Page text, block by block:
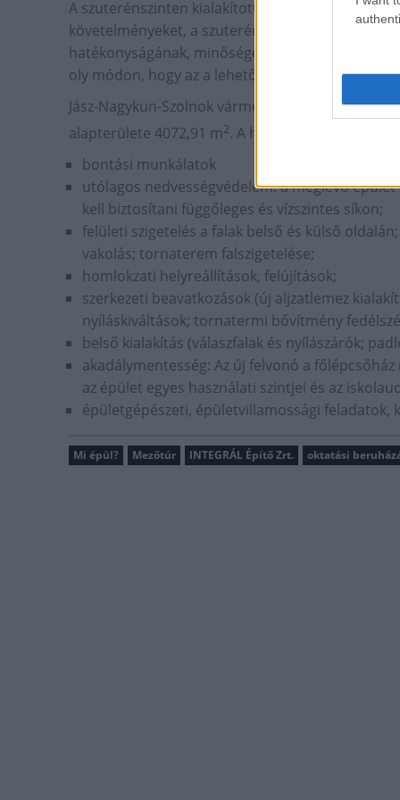
A szuterénszinten kialakított oktatókonyha jelen
követelményeket, a szuterénszint hasznosítása
hatékonyságának, minőségének javítása
oly módon, hogy az a lehető leghatékonyabban
Jász-Nagykun-Szolnok vármegye egyik
alapterülete 4072,91 m2. A helyi védelem alatt
bontási munkálatok
utólagos nedvességvédelem: a meglévő
kell biztosítani függőleges és vízszintes síkon;
felületi szigetelés a falak belső és külső
vakolás; tornaterem falszigetelése;
homlokzati helyreállítások, felújítások;
szerkezeti beavatkozások (új aljzatlemez
nyíláskiváltások; tornatermi bővítmény
belső kialakítás (válaszfalak és nyílászárók;
akadálymentesség: Az új felvonó a
az épület egyes használati szintjei és az
épületgépészeti, épületvillamossági feladatok,
Mi épül? Mezőtúr INTEGRÁL Építő Zrt. oktatási